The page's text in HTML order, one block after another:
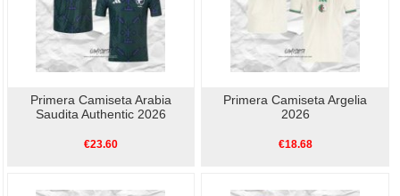
Primera Camiseta Arabia
Saudita Authentic 2026
€23.60
Primera Camiseta Argelia
2026
€18.68